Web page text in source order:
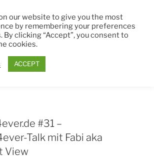
#31 –
Talk mit Fabi aka
View
our website to give you the most
by remembering your preferences
By clicking “Accept”, you consent to
cookies.
ACCEPT